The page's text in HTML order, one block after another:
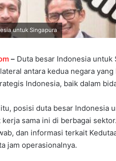
untuk Singapura
– Duta besar Indonesia
antara kedua negara
Indonesia, baik dalam
posisi duta besar Indonesia
kerja sama ini di berbagai
dan informasi terkait
jam operasionalnya.